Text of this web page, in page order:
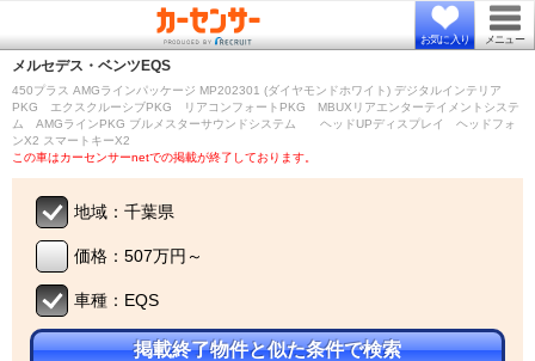
お気に入り メニュー
メルセデス・ベンツEQS
450プラス AMGラインパッケージ MP202301 (ダイヤモンドホワイト) デジタルインテリア
PKG エクスクルーシブPKG リアコンフォートPKG MBUXリアエンターテイメントシステ
ム AMGラインPKG ブルメスターサウンドシステム ヘッドUPディスプレイ ヘッドフォ
ンX2 スマートキーX2
この車はカーセンサーnetでの掲載が終了しております。
地域：千葉県
価格：507万円～
車種：EQS
掲載終了物件と似た条件で検索